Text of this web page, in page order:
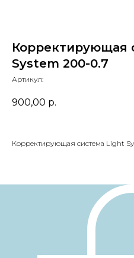
Корректирующая
System 200-0.7
Артикул:
900,00 р.
Корректирующая система Light